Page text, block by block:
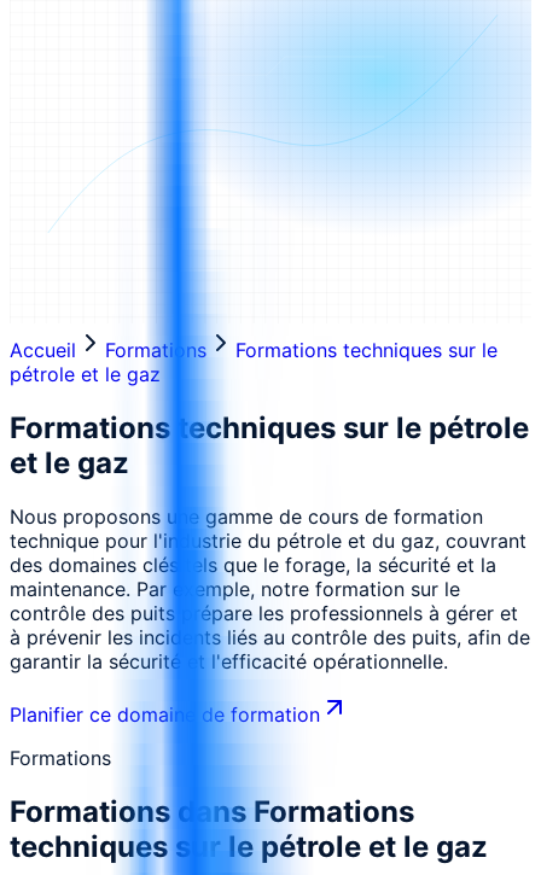
Accueil Formations
Formations techniques sur le
pétrole et le gaz
Formations techniques sur le pétrole
et le gaz
Nous proposons une gamme de cours de formation
technique pour l'industrie du pétrole et du gaz, couvrant
des domaines clés tels que le forage, la sécurité et la
maintenance. Par exemple, notre formation sur le
contrôle des puits prépare les professionnels à gérer et
à prévenir les incidents liés au contrôle des puits, afin de
garantir la sécurité et l'efficacité opérationnelle.
Planifier ce domaine de formation
Formations
Formations dans Formations
techniques sur le pétrole et le gaz